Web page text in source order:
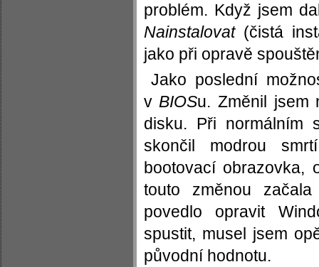
problém. Když jsem
Nainstalovat(čistá
jako při opravě
Jako poslední
v BIOSu. Změnil jsem
disku. Při normálním
skončil modrou
bootovací obrazovka,
touto změnou
povedlo opravit
spustit, musel jsem
původní hodnotu.